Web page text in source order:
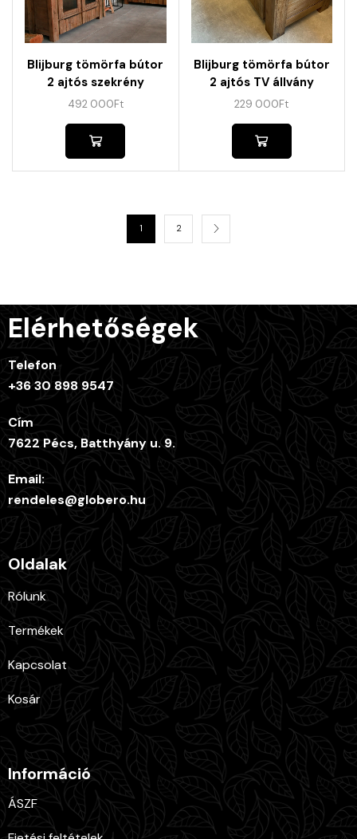
Blijburg tömörfa bútor
2 ajtós szekrény
492 000Ft
Blijburg tömörfa bútor
2 ajtós TV állvány
229 000Ft
1 2
Elérhetőségek
Telefon
+36 30 898 9547
Cím
7622 Pécs, Batthyány u. 9.
Email:
rendeles@globero.hu
Oldalak
Rólunk
Termékek
Kapcsolat
Kosár
Információ
ÁSZF